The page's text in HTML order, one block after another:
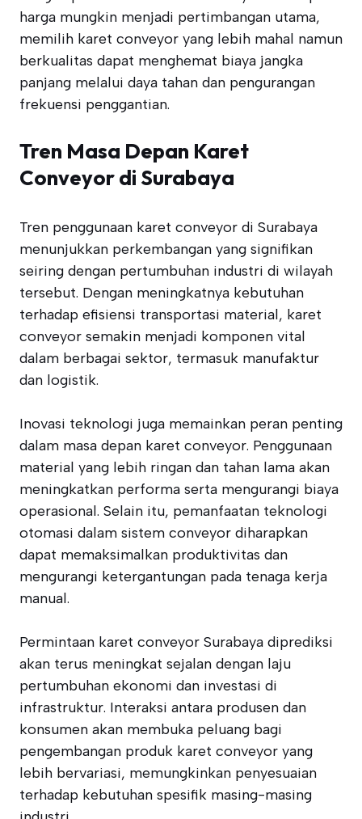
harga mungkin menjadi pertimbangan utama,
memilih karet conveyor yang lebih mahal namun
berkualitas dapat menghemat biaya jangka
panjang melalui daya tahan dan pengurangan
frekuensi penggantian.
Tren Masa Depan Karet
Conveyor di Surabaya
Tren penggunaan karet conveyor di Surabaya
menunjukkan perkembangan yang signifikan
seiring dengan pertumbuhan industri di wilayah
tersebut. Dengan meningkatnya kebutuhan
terhadap efisiensi transportasi material, karet
conveyor semakin menjadi komponen vital
dalam berbagai sektor, termasuk manufaktur
dan logistik.
Inovasi teknologi juga memainkan peran penting
dalam masa depan karet conveyor. Penggunaan
material yang lebih ringan dan tahan lama akan
meningkatkan performa serta mengurangi biaya
operasional. Selain itu, pemanfaatan teknologi
otomasi dalam sistem conveyor diharapkan
dapat memaksimalkan produktivitas dan
mengurangi ketergantungan pada tenaga kerja
manual.
Permintaan karet conveyor Surabaya diprediksi
akan terus meningkat sejalan dengan laju
pertumbuhan ekonomi dan investasi di
infrastruktur. Interaksi antara produsen dan
konsumen akan membuka peluang bagi
pengembangan produk karet conveyor yang
lebih bervariasi, memungkinkan penyesuaian
terhadap kebutuhan spesifik masing-masing